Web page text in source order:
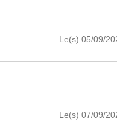
Le(s) 05/09/
Le(s) 07/09/